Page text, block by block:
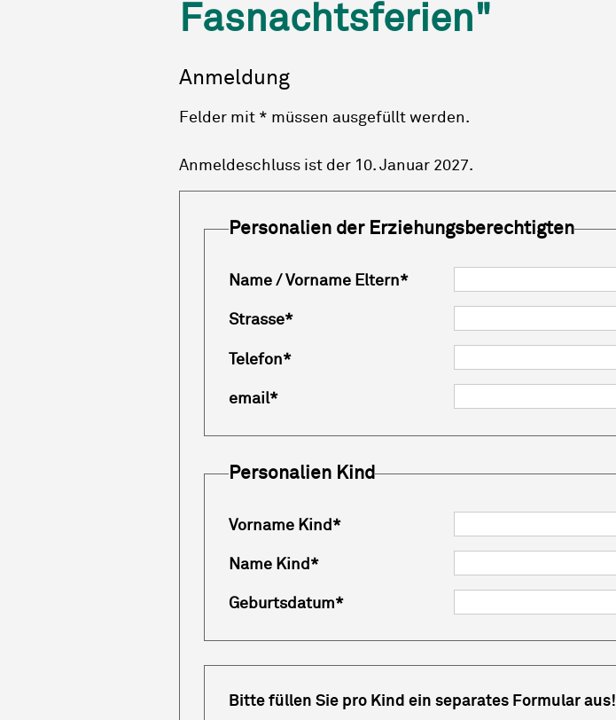
Fasnachtsferien"
Anmeldung
Felder mit * müssen ausgefüllt werden.
Anmeldeschluss ist der 10. Januar 2027.
Personalien der Erziehungsberechtigten
Name / Vorname Eltern*
Strasse*
Telefon*
email*
Personalien Kind
Vorname Kind *
Name Kind *
Geburtsdatum*
Bitte füllen Sie pro Kind ein separates Formular aus!